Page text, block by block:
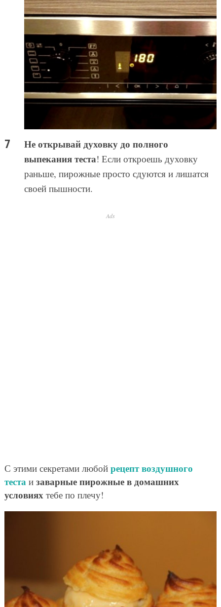
Не открывай духовку до полного
выпекания теста! Если откроешь духовку
раньше, пирожные просто сдуются и лишатся
своей пышности.
Ads
С этими секретами любой рецепт воздушного
теста и заварные пирожные в домашних
условиях тебе по плечу!